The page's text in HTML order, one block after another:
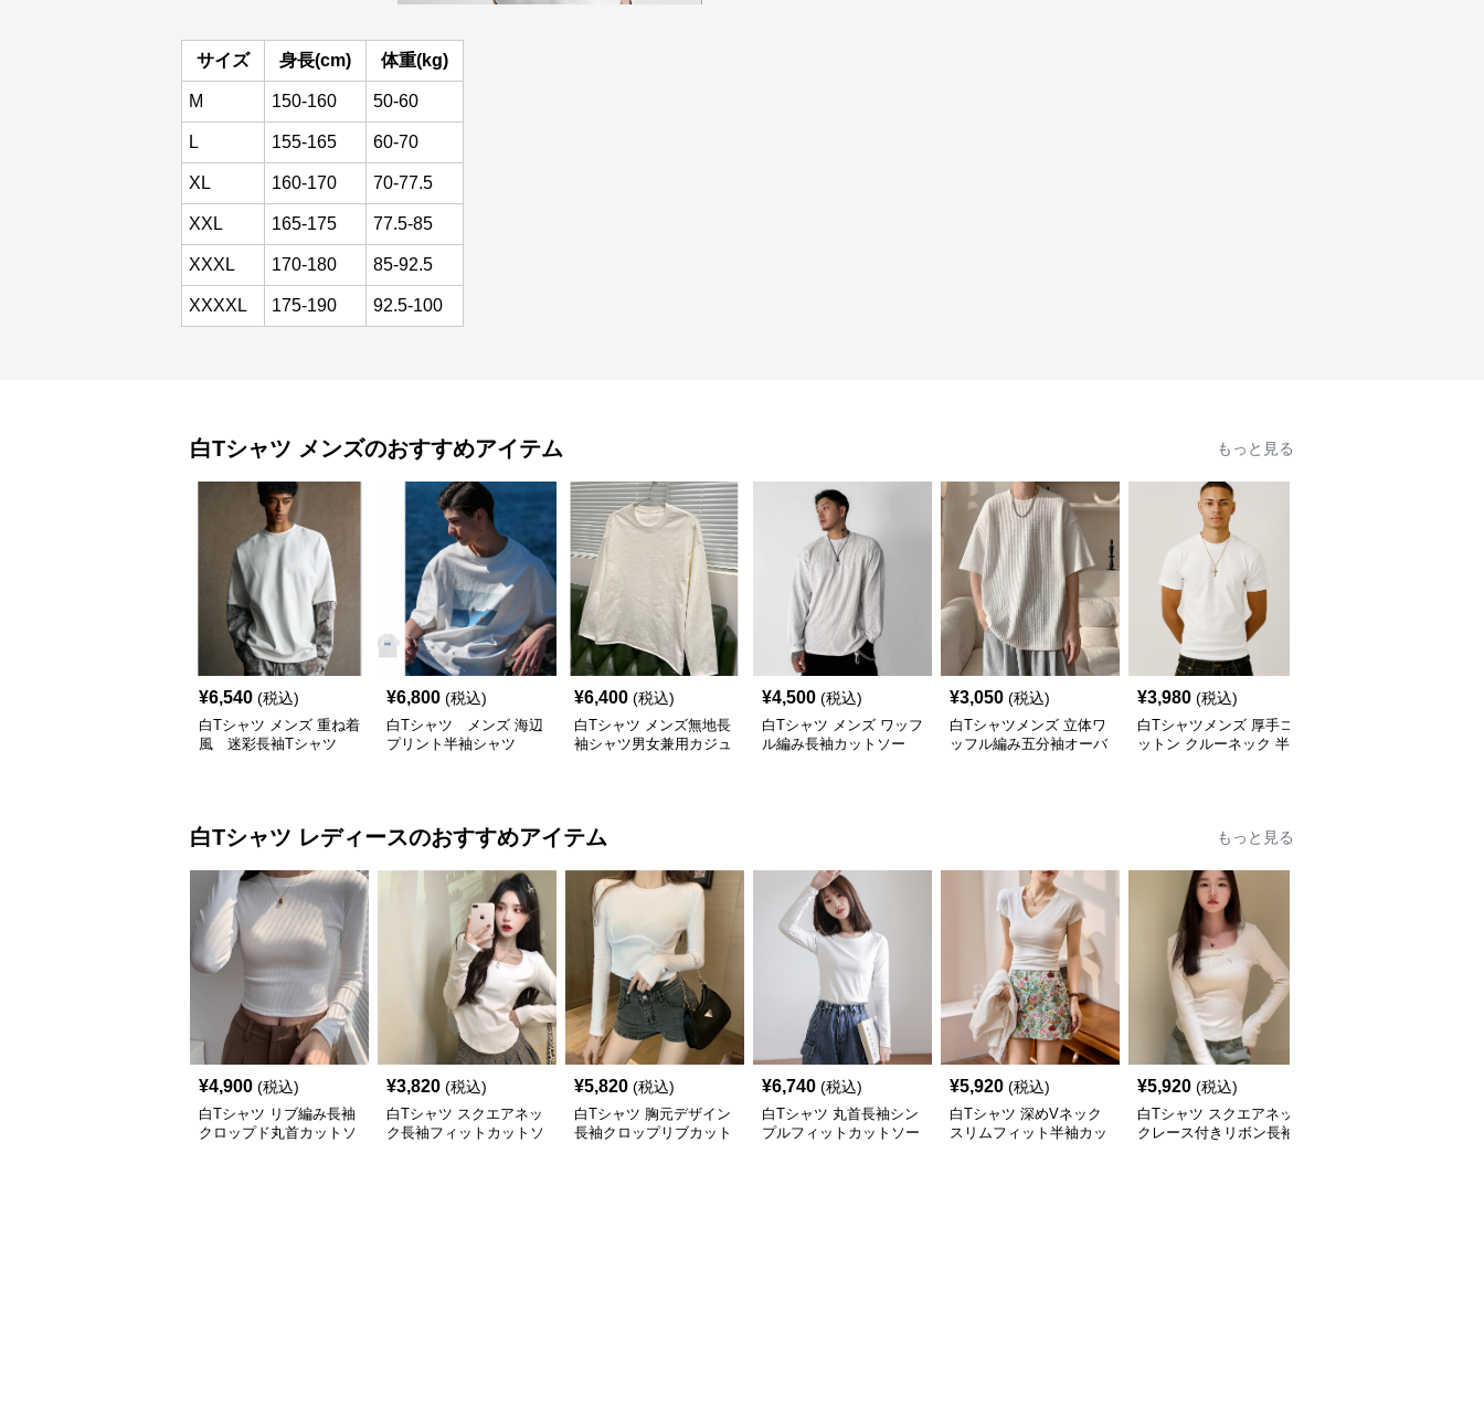
サイズ 身長(cm) 体重(kg)
M 150-160 50-60
L 155-165 60-70
XL 160-170 70-77.5
XXL 165-175 77.5-85
XXXL 170-180 85-92.5
XXXXL 175-190 92.5-100
白Tシャツ メンズのおすすめアイテム もっと見る
¥6,540 (税込)
白Tシャツ メンズ 重ね着
風 迷彩長袖Tシャツ
¥6,800 (税込)
白Tシャツ メンズ 海辺
プリント半袖シャツ
¥6,400 (税込)
白Tシャツ メンズ無地長
袖シャツ男女兼用カジュ
¥4,500 (税込)
白Tシャツ メンズ ワッフ
ル編み長袖カットソー
¥3,050 (税込)
白Tシャツメンズ 立体ワ
ッフル編み五分袖オーバ
¥3,980 (税込)
白Tシャツメンズ 厚手コ
ットン クルーネック 半
白Tシャツ レディースのおすすめアイテム もっと見る
¥4,900 (税込)
白Tシャツ リブ編み長袖
クロップド丸首カットソ
¥3,820 (税込)
白Tシャツ スクエアネッ
ク長袖フィットカットソ
¥5,820 (税込)
白Tシャツ 胸元デザイン
長袖クロップリブカット
¥6,740 (税込)
白Tシャツ 丸首長袖シン
プルフィットカットソー
¥5,920 (税込)
白Tシャツ 深めVネック
スリムフィット半袖カッ
¥5,920 (税込)
白Tシャツ スクエアネッ
クレース付きリボン長袖